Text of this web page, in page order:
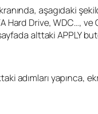
aşagıdaki
Hard Drive, WDC…,
alttaki APPLY
adımları yapınca,